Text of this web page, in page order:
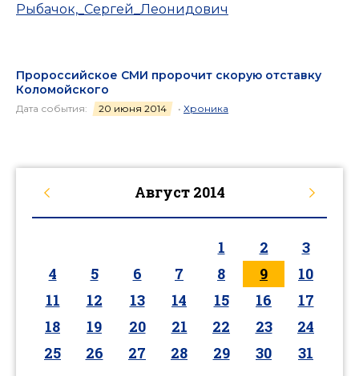
Рыбачок,_Сергей_Леонидович
Пророссийское СМИ пророчит скорую отставку
Коломойского
Дата события: 20 июня 2014 • Хроника
Август 2014
1 2
3
4
5 6 7 8 9
10
11
12 13 14 15 16
17
18
19 20 21 22 23
24
25
26 27 28 29 30 31